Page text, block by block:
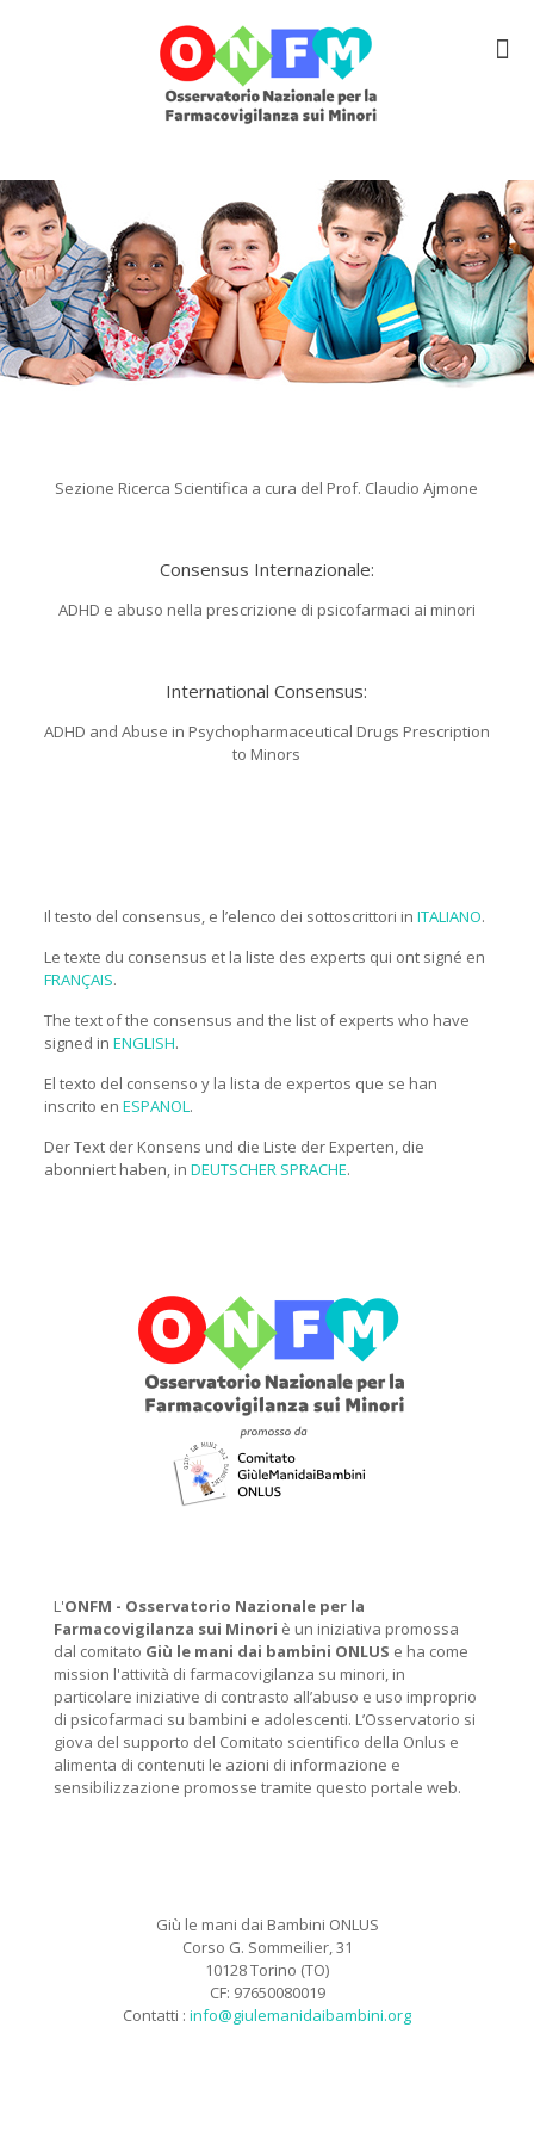
Sezione Ricerca Scientifica a cura del Prof. Claudio Ajmone
Consensus Internazionale:
ADHD e abuso nella prescrizione di psicofarmaci ai minori
International Consensus:
ADHD and Abuse in Psychopharmaceutical Drugs Prescription
to Minors
Il testo del consensus, e l’elenco dei sottoscrittori in ITALIANO.
Le texte du consensus et la liste des experts qui ont signé en
FRANÇAIS.
The text of the consensus and the list of experts who have
signed in ENGLISH.
El texto del consenso y la lista de expertos que se han
inscrito en ESPANOL.
Der Text der Konsens und die Liste der Experten, die
abonniert haben, in DEUTSCHER SPRACHE.
L'ONFM - Osservatorio Nazionale per la
Farmacovigilanza sui Minori è un iniziativa promossa
dal comitato Giù le mani dai bambini ONLUS e ha come
mission l'attività di farmacovigilanza su minori, in
particolare iniziative di contrasto all’abuso e uso improprio
di psicofarmaci su bambini e adolescenti. L’Osservatorio si
giova del supporto del Comitato scientifico della Onlus e
alimenta di contenuti le azioni di informazione e
sensibilizzazione promosse tramite questo portale web.
Giù le mani dai Bambini ONLUS
Corso G. Sommeilier, 31
10128 Torino (TO)
CF: 97650080019
Contatti : info@giulemanidaibambini.org